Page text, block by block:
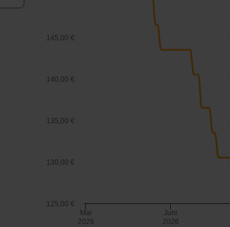
Mai
2026
Juni
2026
125,00 €
130,00 €
135,00 €
140,00 €
145,00 €